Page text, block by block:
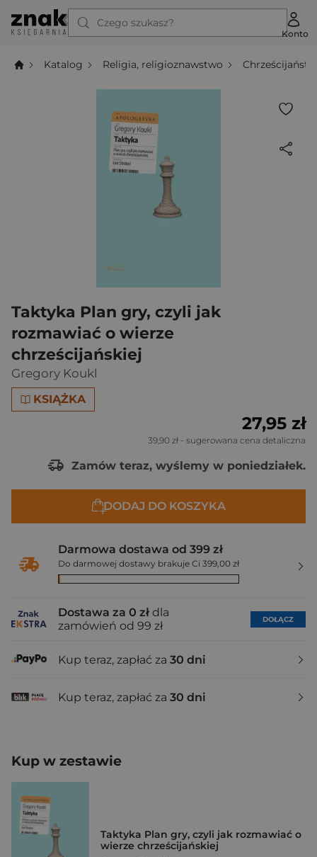
Czego szukasz?
Konto
Katalog Religia, religioznawstwo
Taktyka Plan gry, czyli jak
rozmawiać o wierze
chrześcijańskiej
Gregory Koukl
KSIĄŻKA
27,95 zł
39,90 zł - sugerowana cena detaliczna
Zamów teraz, wyślemy w poniedziałek.
DODAJ DO KOSZYKA
Darmowa dostawa od 399 zł
Do darmowej dostawy brakuje Ci 399,00 zł
Dostawa za 0 zł dla
zamówień od 99 zł
DOŁĄCZ
Kup teraz, zapłać za 30 dni
Kup teraz, zapłać za 30 dni
Kup w zestawie
Taktyka Plan gry, czyli jak rozmawiać o
wierze chrześcijańskiej